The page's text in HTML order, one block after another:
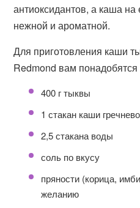
антиоксидантов, а каша на
нежной и ароматной.
Для приготовления каши
Redmond вам
400 г тыквы
1 стакан каши
2,5 стакана воды
соль по вкусу
пряности (корица,
желанию